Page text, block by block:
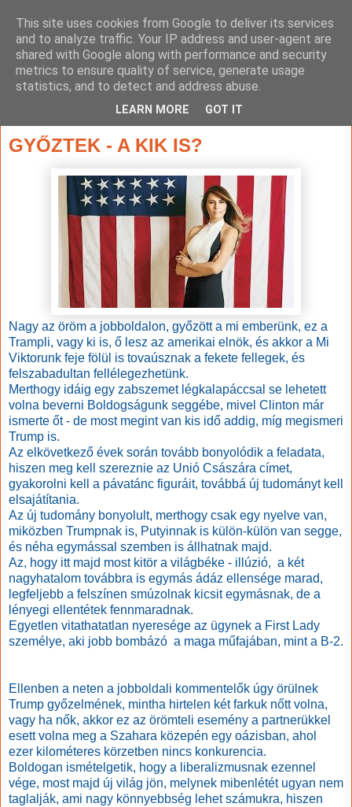
GYŐZTEK - A KIK IS?
Nagy az öröm a jobboldalon, győzött a mi emberünk, ez a
Trampli, vagy ki is, ő lesz az amerikai elnök, és akkor a Mi
Viktorunk feje fölül is tovaúsznak a fekete fellegek, és
felszabadultan fellélegezhetünk.
Merthogy idáig egy zabszemet légkalapáccsal se lehetett
volna beverni Boldogságunk seggébe, mivel Clinton már
ismerte őt - de most megint van kis idő addig, míg megismeri
Trump is.
Az elkövetkező évek során tovább bonyolódik a feladata,
hiszen meg kell szereznie az Unió Császára címet,
gyakorolni kell a pávatánc figuráit, továbbá új tudományt kell
elsajátítania.
Az új tudomány bonyolult, merthogy csak egy nyelve van,
miközben Trumpnak is, Putyinnak is külön-külön van segge,
és néha egymással szemben is állhatnak majd.
Az, hogy itt majd most kitör a világbéke - illúzió, a két
nagyhatalom továbbra is egymás ádáz ellensége marad,
legfeljebb a felszínen smúzolnak kicsit egymásnak, de a
lényegi ellentétek fennmaradnak.
Egyetlen vitathatatlan nyeresége az ügynek a First Lady
személye, aki jobb bombázó a maga műfajában, mint a B-2.
Ellenben a neten a jobboldali kommentelők úgy örülnek
Trump győzelmének, mintha hirtelen két farkuk nőtt volna,
vagy ha nők, akkor ez az örömteli esemény a partnerükkel
esett volna meg a Szahara közepén egy oázisban, ahol
ezer kilométeres körzetben nincs konkurencia.
Boldogan ismételgetik, hogy a liberalizmusnak ezennel
vége, most majd új világ jön, melynek mibenlétét ugyan nem
taglalják, ami nagy könnyebbség lehet számukra, hiszen
This site uses cookies from Google to deliver its services
and to analyze traffic. Your IP address and user-agent are
shared with Google along with performance and security
metrics to ensure quality of service, generate usage
statistics, and to detect and address abuse.
LEARN MORE GOT IT